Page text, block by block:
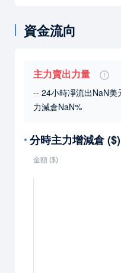
資金流向
主力賣出力量
-- 24小時凈流出NaN
力減倉NaN%
分時主力增減倉 ($)